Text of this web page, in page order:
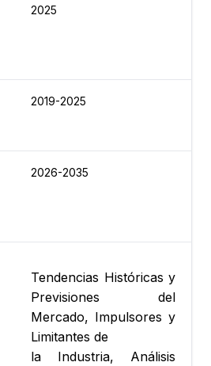
2025
2019-2025
2026-2035
Tendencias Históricas y
Previsiones del
Mercado, Impulsores y
Limitantes de
la Industria, Análisis